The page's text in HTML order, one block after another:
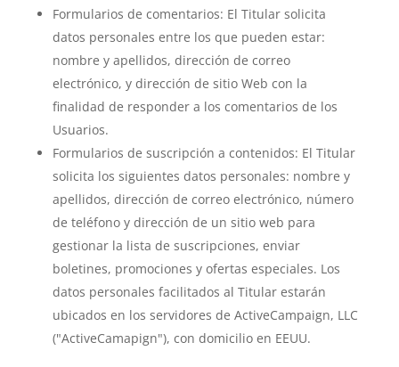
Formularios de comentarios: El Titular solicita
datos personales entre los que pueden estar:
nombre y apellidos, dirección de correo
electrónico, y dirección de sitio Web con la
finalidad de responder a los comentarios de los
Usuarios.
Formularios de suscripción a contenidos: El Titular
solicita los siguientes datos personales: nombre y
apellidos, dirección de correo electrónico, número
de teléfono y dirección de un sitio web para
gestionar la lista de suscripciones, enviar
boletines, promociones y ofertas especiales. Los
datos personales facilitados al Titular estarán
ubicados en los servidores de ActiveCampaign, LLC
("ActiveCamapign"), con domicilio en EEUU.